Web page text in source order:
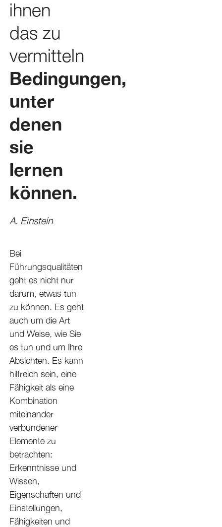
Bei
Führungsqualitäten
geht es nicht nur
darum, etwas tun
zu können. Es geht
auch um die Art
und Weise, wie Sie
es tun und um Ihre
Absichten. Es kann
hilfreich sein, eine
Fähigkeit als eine
Kombination
miteinander
verbundener
Elemente zu
betrachten:
Erkenntnisse und
Wissen,
Eigenschaften und
Einstellungen,
Fähigkeiten und
ihnen
das zu
vermitteln
Bedingungen,
unter
denen
sie
lernen
können.
A. Einstein